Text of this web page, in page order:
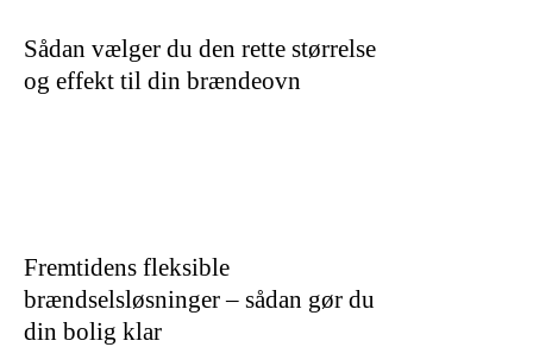
Sådan vælger du den rette størrelse
og effekt til din brændeovn
Fremtidens fleksible
brændselsløsninger – sådan gør du
din bolig klar